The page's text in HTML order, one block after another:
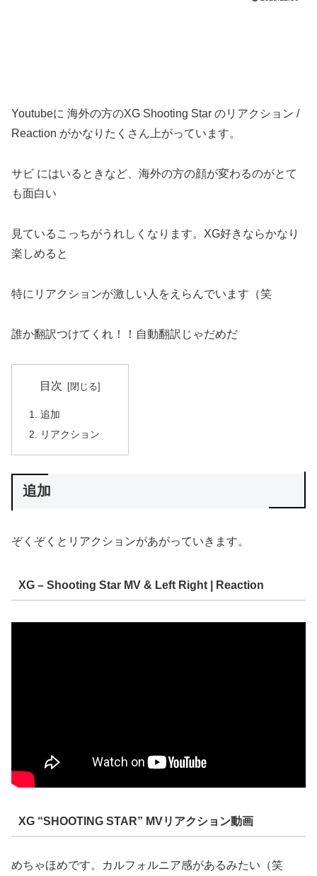
Youtubeに 海外の方のXG Shooting Star のリアクション /
Reaction がかなりたくさん上がっています。
サビ にはいるときなど、海外の方の顔が変わるのがとて
も面白い
見ているこっちがうれしくなります。XG好きならかなり
楽しめると
特にリアクションが激しい人をえらんでいます（笑
誰か翻訳つけてくれ！！自動翻訳じゃだめだ
目次
追加
リアクション
追加
ぞくぞくとリアクションがあがっていきます。
XG – Shooting Star MV & Left Right | Reaction
XG “SHOOTING STAR” MVリアクション動画
めちゃほめです。カルフォルニア感があるみたい（笑